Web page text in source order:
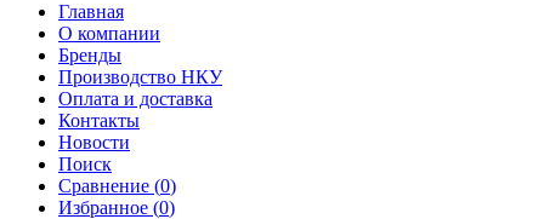
Главная
О компании
Бренды
Производство НКУ
Оплата и доставка
Контакты
Новости
Поиск
Сравнение (0)
Избранное (0)